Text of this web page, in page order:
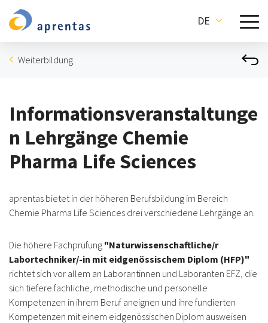
DE
Weiterbildung
Informationsveranstaltunge
n Lehrgänge Chemie
Pharma Life Sciences
aprentas bietet in der höheren Berufsbildung im Bereich
Chemie Pharma Life Sciences drei verschiedene Lehrgänge an.
Die höhere Fachprüfung "Naturwissenschaftliche/r
Labortechniker/-in mit eidgenössischem Diplom (HFP)"
richtet sich vor allem an Laborantinnen und Laboranten EFZ, die
sich tiefere fachliche, methodische und personelle
Kompetenzen in ihrem Beruf aneignen und ihre fundierten
Kompetenzen mit einem eidgenössischen Diplom ausweisen